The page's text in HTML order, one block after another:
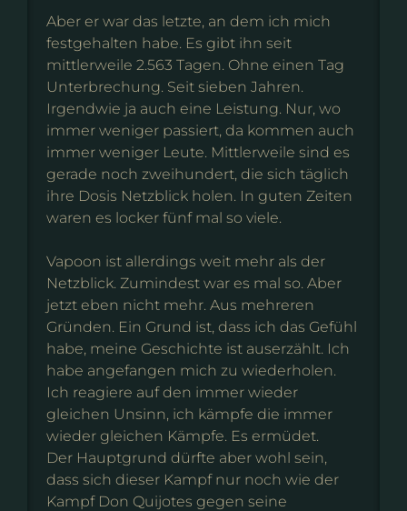
Aber er war das letzte, an dem ich mich
festgehalten habe. Es gibt ihn seit
mittlerweile 2.563 Tagen. Ohne einen Tag
Unterbrechung. Seit sieben Jahren.
Irgendwie ja auch eine Leistung. Nur, wo
immer weniger passiert, da kommen auch
immer weniger Leute. Mittlerweile sind es
gerade noch zweihundert, die sich täglich
ihre Dosis Netzblick holen. In guten Zeiten
waren es locker fünf mal so viele.
Vapoon ist allerdings weit mehr als der
Netzblick. Zumindest war es mal so. Aber
jetzt eben nicht mehr. Aus mehreren
Gründen. Ein Grund ist, dass ich das Gefühl
habe, meine Geschichte ist auserzählt. Ich
habe angefangen mich zu wiederholen.
Ich reagiere auf den immer wieder
gleichen Unsinn, ich kämpfe die immer
wieder gleichen Kämpfe. Es ermüdet.
Der Hauptgrund dürfte aber wohl sein,
dass sich dieser Kampf nur noch wie der
Kampf Don Quijotes gegen seine